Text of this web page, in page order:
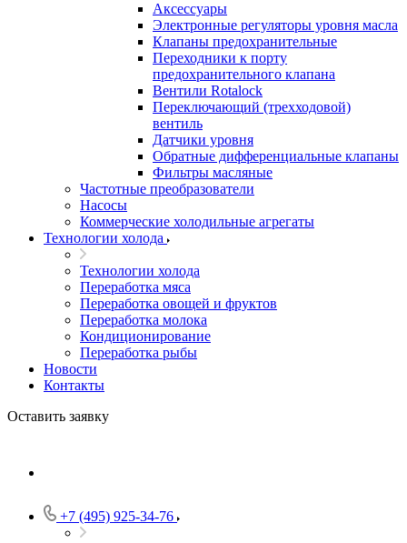
Аксессуары
Электронные регуляторы уровня масла
Клапаны предохранительные
Переходники к порту
предохранительного клапана
Вентили Rotalock
Переключающий (трехходовой)
вентиль
Датчики уровня
Обратные дифференциальные клапаны
Фильтры масляные
Частотные преобразователи
Насосы
Коммерческие холодильные агрегаты
Технологии холода
Технологии холода
Переработка мяса
Переработка овощей и фруктов
Переработка молока
Кондиционирование
Переработка рыбы
Новости
Контакты
Оставить заявку
+7 (495) 925-34-76